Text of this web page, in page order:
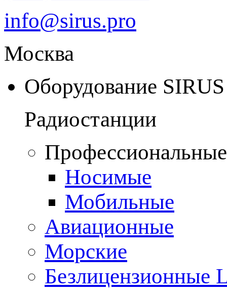
info@sirus.pro
Москва
Оборудование SIRUS
Радиостанции
Носимые
Мобильные
Авиационные
Морские
Безлицензионные